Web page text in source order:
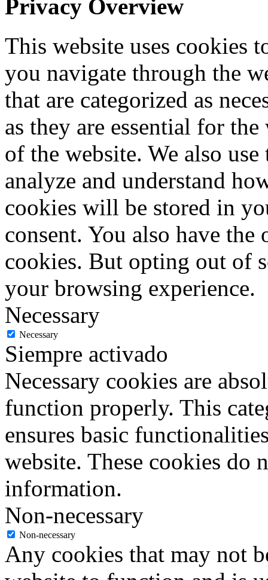
Privacy Overview
This website uses cookies
you navigate through the
that are categorized as
as they are essential for
of the website. We also
analyze and understand
cookies will be stored in
consent. You also have
cookies. But opting out of
your browsing experience.
Necessary
Necessary
Siempre activado
Necessary cookies are
function properly. This
ensures basic
website. These cookies do
information.
Non-necessary
Non-necessary
Any cookies that may not